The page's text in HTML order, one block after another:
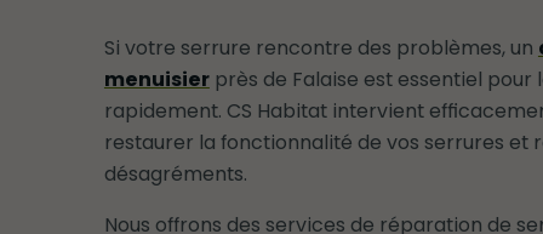
Si votre serrure rencontre des problèmes, un
menuisierprès de Falaise est essentiel pour
rapidement. CS Habitat intervient
restaurer la fonctionnalité de vos serrures et
désagréments.
Nous offrons des services de réparation de